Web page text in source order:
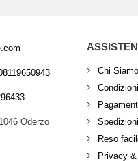
Oderzo
Chi Siamo
Reso
Privacy